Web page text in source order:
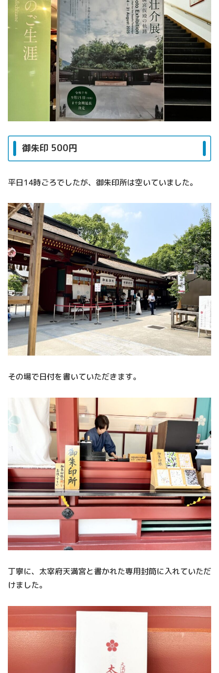
御朱印 500円
平日14時ごろでしたが、御朱印所は空いていました。
その場で日付を書いていただきます。
丁寧に、太宰府天満宮と書かれた専用封筒に入れていただ
けました。